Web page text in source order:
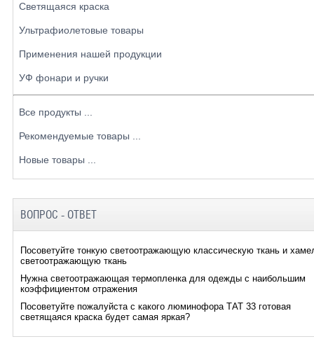
Светящаяся краска
Ультрафиолетовые товары
Применения нашей продукции
УФ фонари и ручки
Все продукты ...
Рекомендуемые товары ...
Новые товары ...
ВОПРОС - ОТВЕТ
Посоветуйте тонкую светоотражающую классическую ткань и
светоотражающую ткань
Нужна светоотражающая термопленка для одежды с наибольшим
коэффициентом отражения
Посоветуйте пожалуйста с какого люминофора ТАТ 33 готовая
светящаяся краска будет самая яркая?